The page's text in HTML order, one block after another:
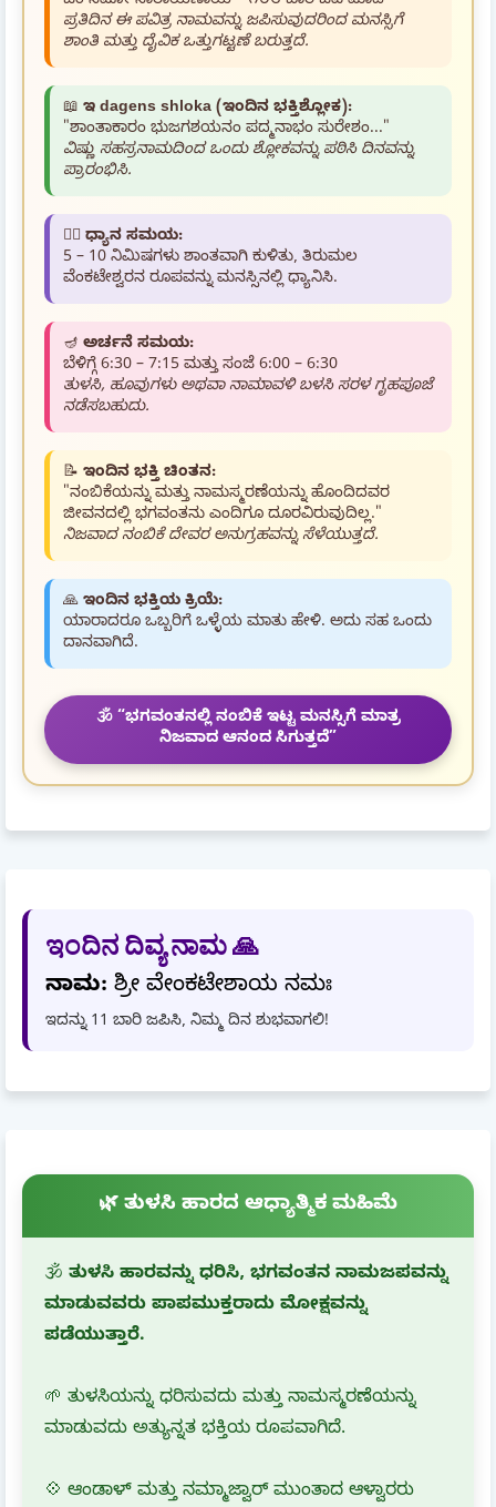
ಪ್ರತಿದಿನ ಈ ಪವಿತ್ರ ನಾಮವನ್ನು ಜಪಿಸುವುದರಿಂದ ಮನಸ್ಸಿಗೆ
ಶಾಂತಿ ಮತ್ತು ದೈವಿಕ ಒತ್ತುಗಟ್ಟಣೆ ಬರುತ್ತದೆ.
📖 ಇ dagens shloka (ಇಂದಿನ ಭಕ್ತಿಶ್ಲೋಕ):
"ಶಾಂತಾಕಾರಂ ಭುಜಗಶಯನಂ ಪದ್ಮನಾಭಂ ಸುರೇಶಂ..."
ವಿಷ್ಣು ಸಹಸ್ರನಾಮದಿಂದ ಒಂದು ಶ್ಲೋಕವನ್ನು ಪಠಿಸಿ ದಿನವನ್ನು
ಪ್ರಾರಂಭಿಸಿ.
🧘‍♂️ ಧ್ಯಾನ ಸಮಯ:
5 – 10 ನಿಮಿಷಗಳು ಶಾಂತವಾಗಿ ಕುಳಿತು, ತಿರುಮಲ
ವೆಂಕಟೇಶ್ವರನ ರೂಪವನ್ನು ಮನಸ್ಸಿನಲ್ಲಿ ಧ್ಯಾನಿಸಿ.
🪔 ಅರ್ಚನೆ ಸಮಯ:
ಬೆಳಿಗ್ಗೆ 6:30 – 7:15 ಮತ್ತು ಸಂಜೆ 6:00 – 6:30
ತುಳಸಿ, ಹೂವುಗಳು ಅಥವಾ ನಾಮಾವಳಿ ಬಳಸಿ ಸರಳ ಗೃಹಪೂಜೆ
ನಡೆಸಬಹುದು.
📝 ಇಂದಿನ ಭಕ್ತಿ ಚಿಂತನ:
"ನಂಬಿಕೆಯನ್ನು ಮತ್ತು ನಾಮಸ್ಮರಣೆಯನ್ನು ಹೊಂದಿದವರ
ಜೀವನದಲ್ಲಿ ಭಗವಂತನು ಎಂದಿಗೂ ದೂರವಿರುವುದಿಲ್ಲ."
ನಿಜವಾದ ನಂಬಿಕೆ ದೇವರ ಅನುಗ್ರಹವನ್ನು ಸೆಳೆಯುತ್ತದೆ.
🙏 ಇಂದಿನ ಭಕ್ತಿಯ ಕ್ರಿಯೆ:
ಯಾರಾದರೂ ಒಬ್ಬರಿಗೆ ಒಳ್ಳೆಯ ಮಾತು ಹೇಳಿ. ಅದು ಸಹ ಒಂದು
ದಾನವಾಗಿದೆ.
🕉️ “ಭಗವಂತನಲ್ಲಿ ನಂಬಿಕೆ ಇಟ್ಟ ಮನಸ್ಸಿಗೆ ಮಾತ್ರ
ನಿಜವಾದ ಆನಂದ ಸಿಗುತ್ತದೆ”
ಇಂದಿನ ದಿವ್ಯ ನಾಮ 🙏
ನಾಮ: ಶ್ರೀ ವೇಂಕಟೇಶಾಯ ನಮಃ
ಇದನ್ನು 11 ಬಾರಿ ಜಪಿಸಿ, ನಿಮ್ಮ ದಿನ ಶುಭವಾಗಲಿ!
🌿 ತುಳಸಿ ಹಾರದ ಆಧ್ಯಾತ್ಮಿಕ ಮಹಿಮೆ
🕉️ ತುಳಸಿ ಹಾರವನ್ನು ಧರಿಸಿ, ಭಗವಂತನ ನಾಮಜಪವನ್ನು
ಮಾಡುವವರು ಪಾಪಮುಕ್ತರಾದು ಮೋಕ್ಷವನ್ನು
ಪಡೆಯುತ್ತಾರೆ.
🌱 ತುಳಸಿಯನ್ನು ಧರಿಸುವದು ಮತ್ತು ನಾಮಸ್ಮರಣೆಯನ್ನು
ಮಾಡುವದು ಅತ್ಯುನ್ನತ ಭಕ್ತಿಯ ರೂಪವಾಗಿದೆ.
💠 ಆಂಡಾಳ್ ಮತ್ತು ನಮ್ಮಾಜ್ವಾರ್ ಮುಂತಾದ ಆಳ್ವಾರರು